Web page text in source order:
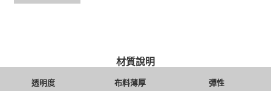
２．關於個人資料處理事宜，請瀏覽以下網址：
３．未成年的使用者請事先徵得法定代理人或監護人之同意方可使用
材質說明
透明度 布料薄厚 彈性